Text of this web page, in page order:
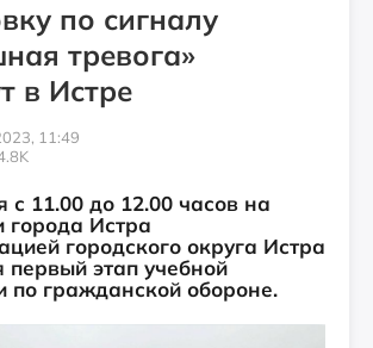
по сигналу
тревога»
в Истре
11:49
с 11.00 до 12.00 часов на
города Истра
городского округа Истра
первый этап учебной
по гражданской обороне.